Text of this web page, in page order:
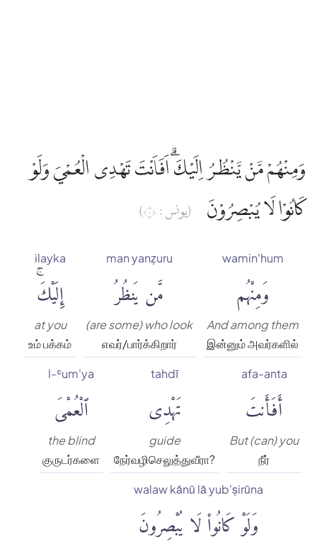
وَمِنْهُمْ مَّنْ يَّنْظُرُ اِلَيْكَۗ اَفَاَنْتَ تَهْدِى الْعُمْيَ وَلَوْ
كَانُوْا لَا يُبْصِرُوْنَ
(يونس : ١٠)
wamin'hum
وَمِنْهُم
And among them
இன்னும் அவர்களில்
man yanẓuru
مَّن يَنظُرُ
(are some) who look
எவர்/பார்க்கிறார்
ilayka
إِلَيْكَۚ
at you
உம் பக்கம்
afa-anta
أَفَأَنتَ
But (can) you
நீர்
tahdī
تَهْدِى
guide
நேர்வழிசெலுத்துவீரா?
l-ʿum'ya
ٱلْعُمْىَ
the blind
குருடர்களை
walaw kānū lā yub'ṣirūna
وَلَوْ كَانُوا۟ لَا يُبْصِرُونَ